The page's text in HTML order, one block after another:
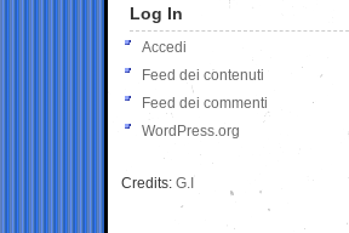
Log In
Accedi
Feed dei contenuti
Feed dei commenti
WordPress.org
Credits: G.I